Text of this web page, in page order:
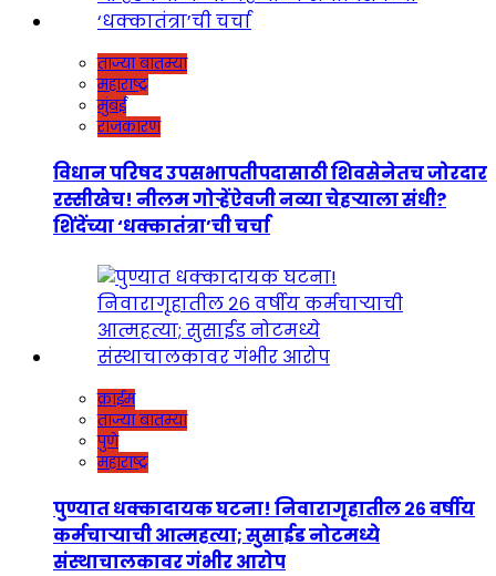
ताज्या बातम्या
महाराष्ट्र
मुंबई
राजकारण
विधान परिषद उपसभापतीपदासाठी शिवसेनेतच जोरदार
रस्सीखेच! नीलम गोऱ्हेंऐवजी नव्या चेहऱ्याला संधी?
शिंदेंच्या ‘धक्कातंत्रा’ची चर्चा
क्राईम
ताज्या बातम्या
पुणे
महाराष्ट्र
पुण्यात धक्कादायक घटना! निवारागृहातील २६ वर्षीय
कर्मचाऱ्याची आत्महत्या; सुसाईड नोटमध्ये
संस्थाचालकावर गंभीर आरोप